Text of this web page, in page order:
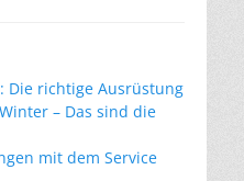
Die richtige Ausrüstung
– Das sind die
mit dem Service